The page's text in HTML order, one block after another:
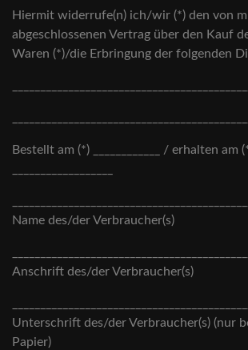
Hiermit widerrufe(n) ich/wir (*) den von
abgeschlossenen Vertrag über den Kauf
Waren (*)/die Erbringung der folgenden
Bestellt am (*) ____________ / erhalten am
Name des/der Verbraucher(s)
Anschrift des/der Verbraucher(s)
Unterschrift des/der Verbraucher(s) (nur
Papier)